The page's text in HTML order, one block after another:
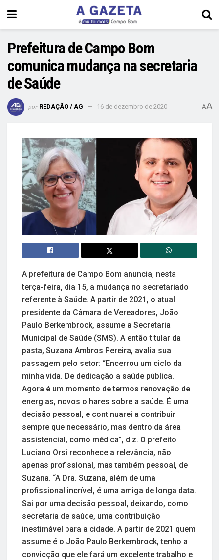
Prefeitura de Campo Bom
comunica mudança na secretaria
de Saúde
por REDAÇÃO / AG 16 de dezembro de 2020 AA
A prefeitura de Campo Bom anuncia, nesta
terça-feira, dia 15, a mudança no secretariado
referente à Saúde. A partir de 2021, o atual
presidente da Câmara de Vereadores, João
Paulo Berkembrock, assume a Secretaria
Municipal de Saúde (SMS). A então titular da
pasta, Suzana Ambros Pereira, avalia sua
passagem pelo setor: “Encerrou um ciclo da
minha vida. De dedicação a saúde pública.
Agora é um momento de termos renovação de
energias, novos olhares sobre a saúde. É uma
decisão pessoal, e continuarei a contribuir
sempre que necessário, mas dentro da área
assistencial, como médica”, diz. O prefeito
Luciano Orsi reconhece a relevância, não
apenas profissional, mas também pessoal, de
Suzana. “A Dra. Suzana, além de uma
profissional incrível, é uma amiga de longa data.
Sai por uma decisão pessoal, deixando, como
secretaria de saúde, uma contribuição
inestimável para a cidade. A partir de 2021 quem
assume é o João Paulo Berkembrock, tenho a
convicção que ele fará um excelente trabalho e